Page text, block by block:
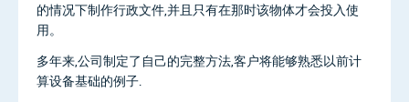
的情况下制作行政文件,并且只有在那时该物体才会投入使
用。
多年来,公司制定了自己的完整方法,客户将能够熟悉以前计
算设备基础的例子.